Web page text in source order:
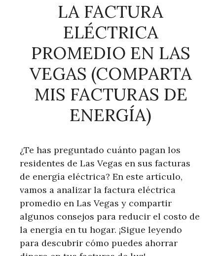
LA FACTURA
ELÉCTRICA
PROMEDIO EN LAS
VEGAS (COMPARTA
MIS FACTURAS DE
ENERGÍA)
¿Te has preguntado cuánto pagan los
residentes de Las Vegas en sus facturas
de energía eléctrica? En este artículo,
vamos a analizar la factura eléctrica
promedio en Las Vegas y compartir
algunos consejos para reducir el costo de
la energía en tu hogar. ¡Sigue leyendo
para descubrir cómo puedes ahorrar